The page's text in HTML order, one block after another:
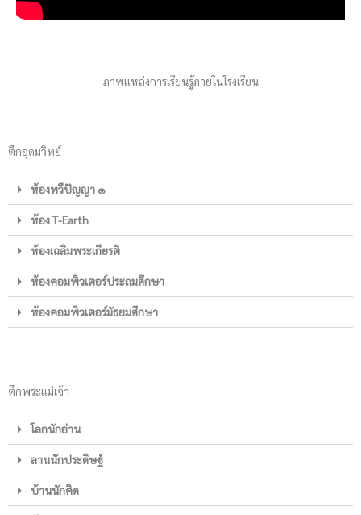
ภาพแหล่งการเรียนรู้ภายในโรงเรียน
ตึกอุดมวิทย์
ห้องทวีปัญญา ๑
ห้อง T-Earth
ห้องเฉลิมพระเกียรติ
ห้องคอมพิวเตอร์ประถมศึกษา
ห้องคอมพิวเตอร์มัธยมศึกษา
ตึกพระแม่เจ้า
โลกนักอ่าน
ลานนักประดิษฐ์
บ้านนักคิด